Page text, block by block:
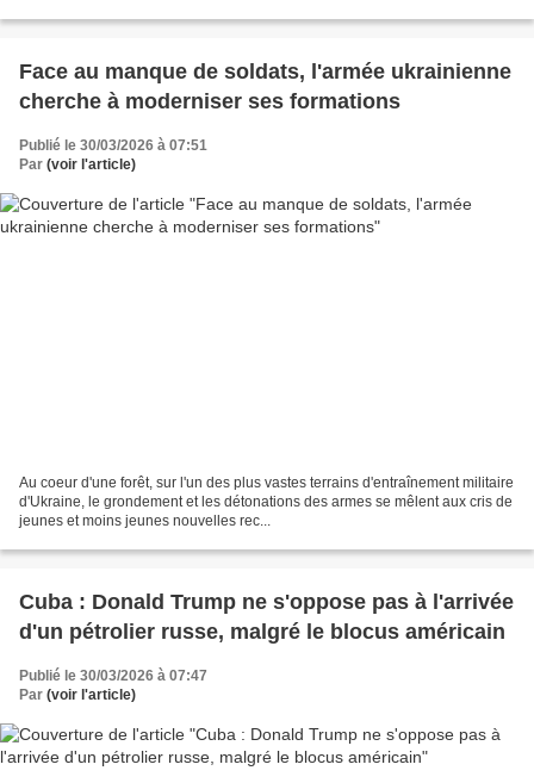
Face au manque de soldats, l'armée ukrainienne
cherche à moderniser ses formations
Publié le 30/03/2026 à 07:51
Par (voir l'article)
Au coeur d'une forêt, sur l'un des plus vastes terrains d'entraînement militaire
d'Ukraine, le grondement et les détonations des armes se mêlent aux cris de
jeunes et moins jeunes nouvelles rec...
Cuba : Donald Trump ne s'oppose pas à l'arrivée
d'un pétrolier russe, malgré le blocus américain
Publié le 30/03/2026 à 07:47
Par (voir l'article)